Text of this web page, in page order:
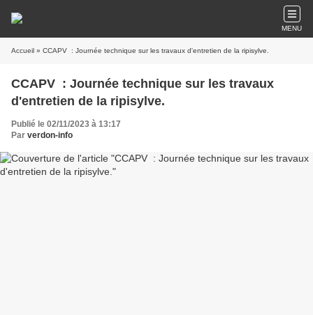
MENU
Accueil » CCAPV : Journée technique sur les travaux d'entretien de la ripisylve.
CCAPV : Journée technique sur les travaux
d'entretien de la ripisylve.
Publié le 02/11/2023 à 13:17
Par verdon-info